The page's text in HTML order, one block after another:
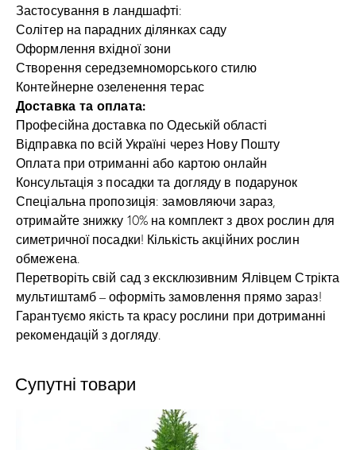
Застосування в ландшафті:
Солітер на парадних ділянках саду
Оформлення вхідної зони
Створення середземноморського стилю
Контейнерне озеленення терас
Доставка та оплата:
Професійна доставка по Одеській області
Відправка по всій Україні через Нову Пошту
Оплата при отриманні або картою онлайн
Консультація з посадки та догляду в подарунок
Спеціальна пропозиція: замовляючи зараз,
отримайте знижку 10% на комплект з двох рослин для
симетричної посадки! Кількість акційних рослин
обмежена.
Перетворіть свій сад з ексклюзивним Ялівцем Стрікта
мультиштамб – оформіть замовлення прямо зараз!
Гарантуємо якість та красу рослини при дотриманні
рекомендацій з догляду.
Супутні товари